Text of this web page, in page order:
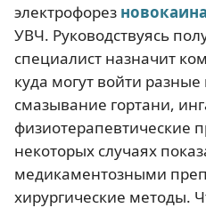
электрофорез новокаина
УВЧ. Руководствуясь
специалист назначит
куда могут войти
смазывание гортани,
физиотерапевтические
некоторых случаях
медикаментозными
хирургические методы.